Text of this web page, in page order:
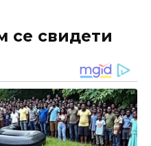
се свидети